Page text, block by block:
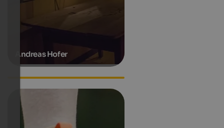
Andreas Hofer
Hanspeter Eisendle